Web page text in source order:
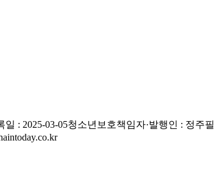
일 : 2025-03-05청소년보호책임자·발행인 : 정주필